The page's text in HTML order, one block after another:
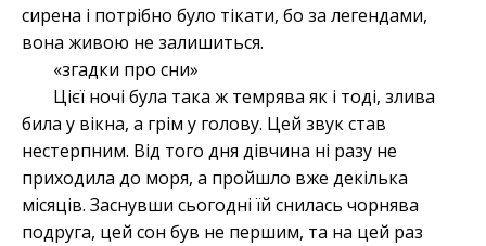
сирена і потрібно було тікати, бо за легендами,
вона живою не залишиться.
«згадки про сни»
Цієї ночі була така ж темрява як і тоді, злива
била у вікна, а грім у голову. Цей звук став
нестерпним. Від того дня дівчина ні разу не
приходила до моря, а пройшло вже декілька
місяців. Заснувши сьогодні їй снилась чорнява
подруга, цей сон був не першим, та на цей раз